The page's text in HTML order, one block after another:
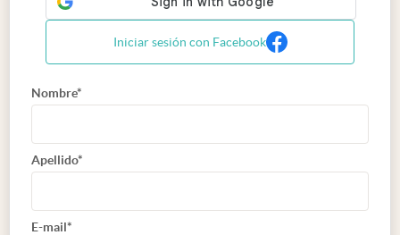
Iniciar sesión con Facebook
Nombre*
Apellido*
E-mail*